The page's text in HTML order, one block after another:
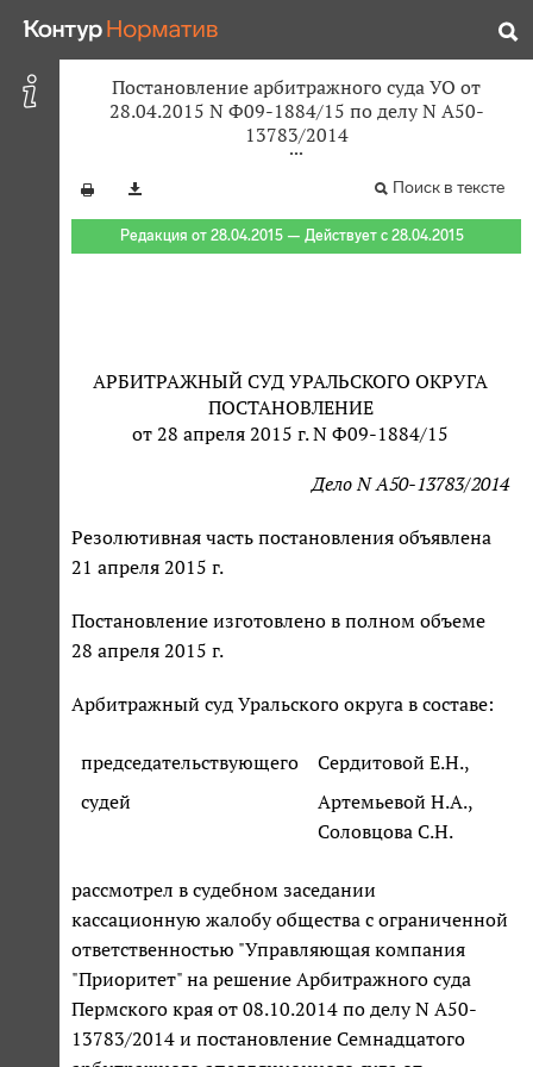
Постановление арбитражного суда УО от
28.04.2015 N Ф09-1884/15 по делу N А50-
13783/2014
Поиск в тексте
Редакция от 28.04.2015 — Действует с 28.04.2015
АРБИТРАЖНЫЙ СУД УРАЛЬСКОГО ОКРУГА
ПОСТАНОВЛЕНИЕ
от 28 апреля 2015 г. N Ф09-1884/15
Дело N А50-13783/2014
Резолютивная часть постановления объявлена
21 апреля 2015 г.
Постановление изготовлено в полном объеме
28 апреля 2015 г.
Арбитражный суд Уральского округа в составе:
председательствующего
Сердитовой Е.Н.,
судей
Артемьевой Н.А.,
Соловцова С.Н.
рассмотрел в судебном заседании
кассационную жалобу общества с ограниченной
ответственностью "Управляющая компания
"Приоритет" на решение Арбитражного суда
Пермского края от 08.10.2014 по делу N А50-
13783/2014 и постановление Семнадцатого